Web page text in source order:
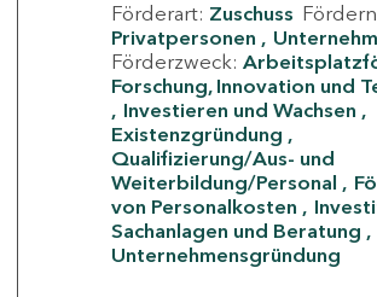
Förderart: Zuschuss
Privatpersonen
Förderzweck:
Forschung, Innovation und
Investieren und Wachsen
Existenzgründung
Qualifizierung/Aus- und
Weiterbildung/Personal
von Personalkosten
Sachanlagen und Beratung
Unternehmensgründung